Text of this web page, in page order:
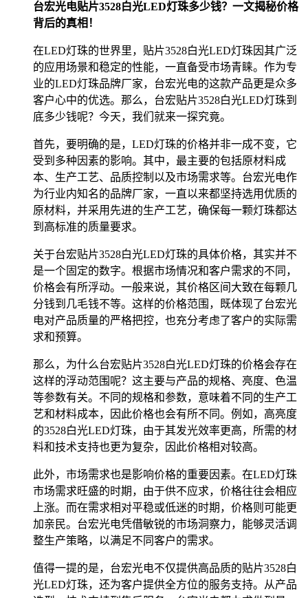
台宏光电贴片3528白光LED灯珠多少钱？一文揭秘价格
背后的真相！
在LED灯珠的世界里，贴片3528白光LED灯珠因其广泛
的应用场景和稳定的性能，一直备受市场青睐。作为专
业的LED灯珠品牌厂家，台宏光电的这款产品更是众多
客户心中的优选。那么，台宏贴片3528白光LED灯珠到
底多少钱呢？今天，我们就来一探究竟。
首先，要明确的是，LED灯珠的价格并非一成不变，它
受到多种因素的影响。其中，最主要的包括原材料成
本、生产工艺、品质控制以及市场需求等。台宏光电作
为行业内知名的品牌厂家，一直以来都坚持选用优质的
原材料，并采用先进的生产工艺，确保每一颗灯珠都达
到高标准的质量要求。
关于台宏贴片3528白光LED灯珠的具体价格，其实并不
是一个固定的数字。根据市场情况和客户需求的不同，
价格会有所浮动。一般来说，其价格区间大致在每颗几
分钱到几毛钱不等。这样的价格范围，既体现了台宏光
电对产品质量的严格把控，也充分考虑了客户的实际需
求和预算。
那么，为什么台宏贴片3528白光LED灯珠的价格会存在
这样的浮动范围呢？这主要与产品的规格、亮度、色温
等参数有关。不同的规格和参数，意味着不同的生产工
艺和材料成本，因此价格也会有所不同。例如，高亮度
的3528白光LED灯珠，由于其发光效率更高，所需的材
料和技术支持也更为复杂，因此价格相对较高。
此外，市场需求也是影响价格的重要因素。在LED灯珠
市场需求旺盛的时期，由于供不应求，价格往往会相应
上涨。而在需求相对平稳或低迷的时期，价格则可能更
加亲民。台宏光电凭借敏锐的市场洞察力，能够灵活调
整生产策略，以满足不同客户的需求。
值得一提的是，台宏光电不仅提供高品质的贴片3528白
光LED灯珠，还为客户提供全方位的服务支持。从产品